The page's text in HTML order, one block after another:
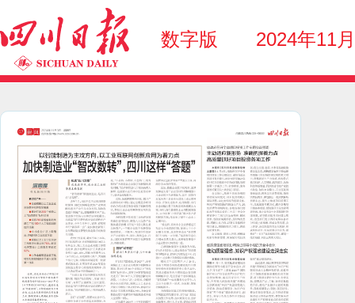
数字版 2024年11